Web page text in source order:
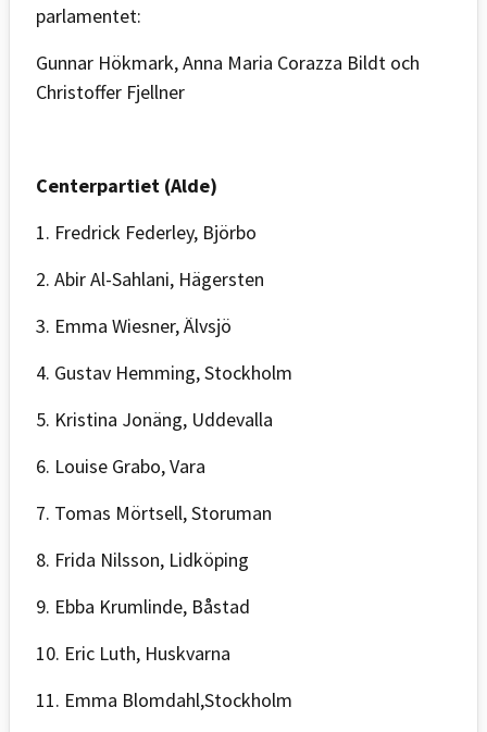
parlamentet:
Gunnar Hökmark, Anna Maria Corazza Bildt och
Christoffer Fjellner
Centerpartiet (Alde)
1. Fredrick Federley, Björbo
2. Abir Al-Sahlani, Hägersten
3. Emma Wiesner, Älvsjö
4. Gustav Hemming, Stockholm
5. Kristina Jonäng, Uddevalla
6. Louise Grabo, Vara
7. Tomas Mörtsell, Storuman
8. Frida Nilsson, Lidköping
9. Ebba Krumlinde, Båstad
10. Eric Luth, Huskvarna
11. Emma Blomdahl,Stockholm